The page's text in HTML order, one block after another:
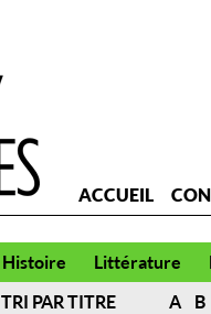
ACCUEIL
Histoire Littérature
TRI PAR TITRE A B